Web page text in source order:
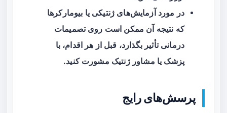
در مورد آزمایش‌های ژنتیکی یا بیومارکرها
که نتیجه آن ممکن است روی تصمیمات
درمانی تأثیر بگذارد، قبل از هر اقدام، با
پزشک یا مشاور ژنتیک مشورت کنید.
پرسش‌های رایج